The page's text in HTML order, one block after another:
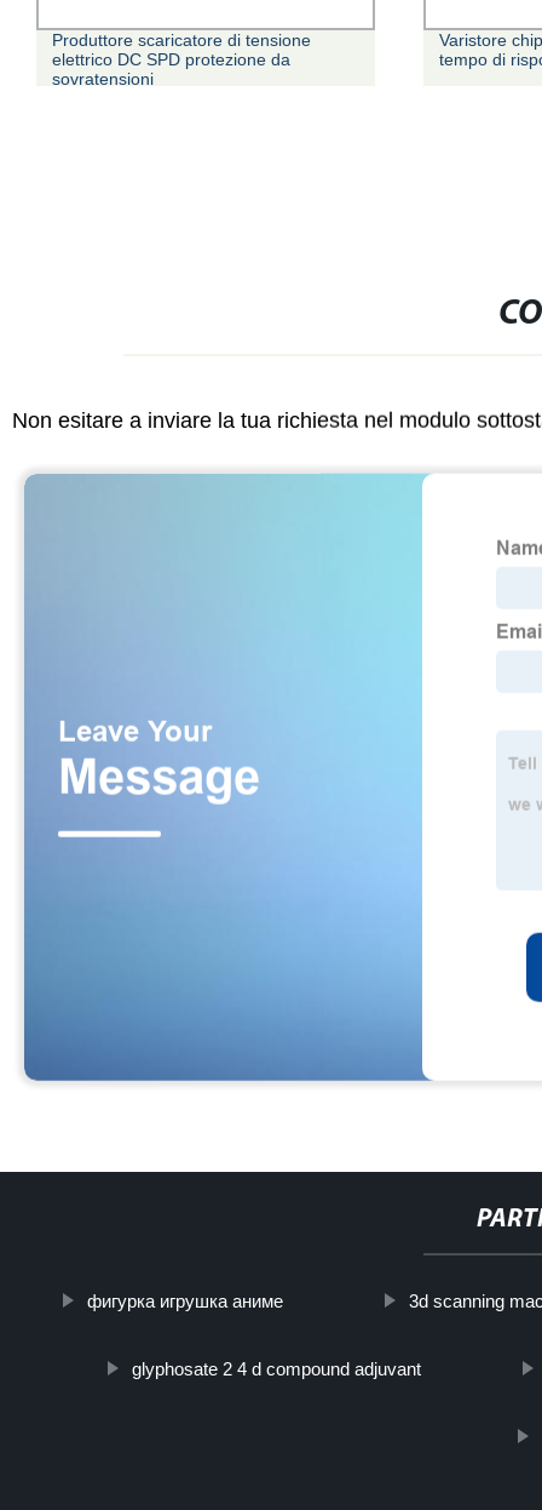
Produttore scaricatore di tensione
elettrico DC SPD protezione da
sovratensioni
Varistore
tempo di
Non esitare a inviare la tua richiesta nel modulo
фигурка игрушка аниме 3d scanning
glyphosate 2 4 d compound adjuvant